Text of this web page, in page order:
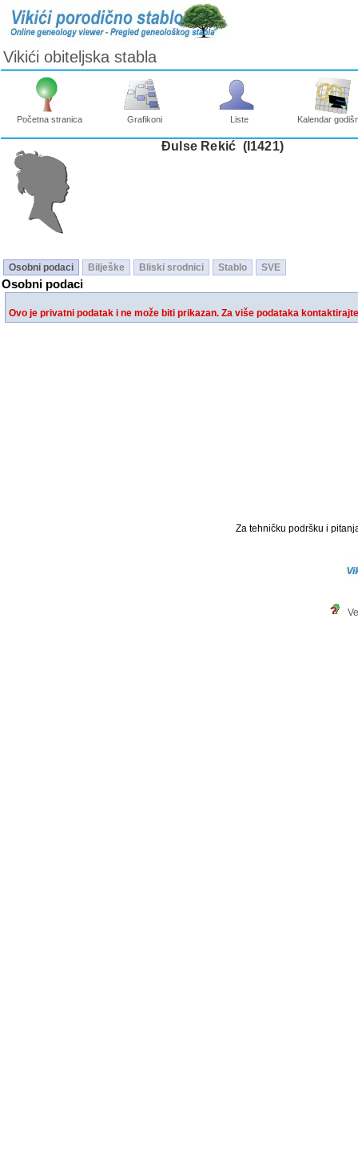
Vikići obiteljska stabla
Početna stranica Grafikoni Liste Kalendar
Đulse Rekić ‎(I1421)‎
Osobni podaci Bilješke Bliski srodnici Stablo SVE
Osobni podaci
Ovo je privatni podatak i ne može biti prikazan. Za više podataka
Za tehničku podršku i